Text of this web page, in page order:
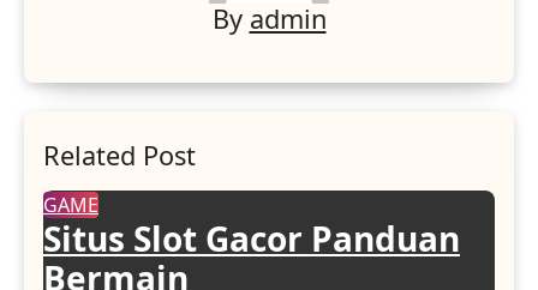
By admin
Related Post
GAME
Situs Slot Gacor Panduan
Bermain